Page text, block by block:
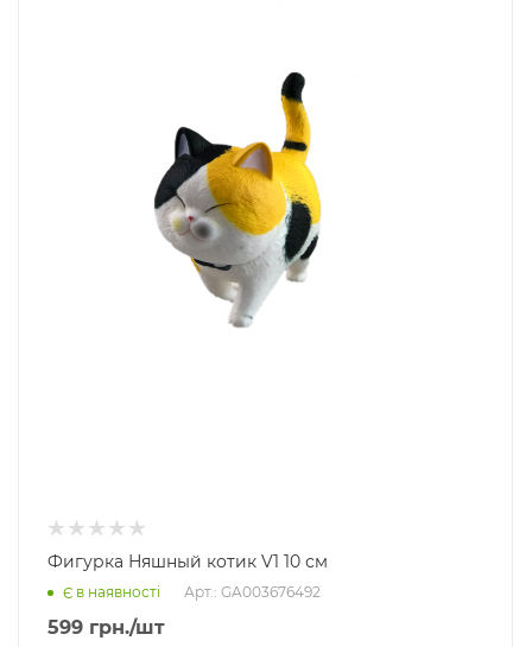
Фигурка Няшный котик V1 10 см
Є в наявності Арт.: GA003676492
599 грн./шт